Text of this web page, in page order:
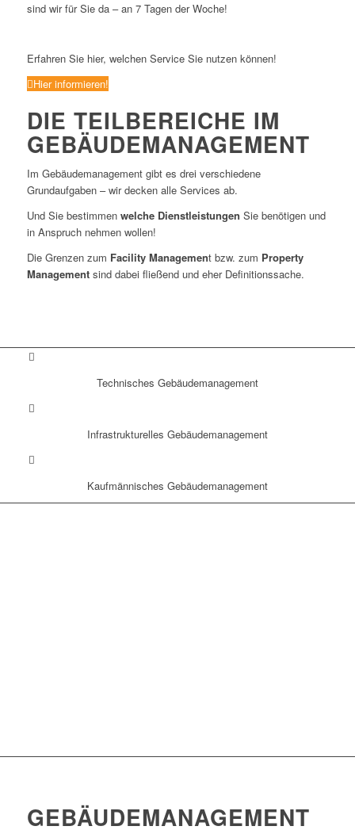
sind wir für Sie da – an 7 Tagen der Woche!
Erfahren Sie hier, welchen Service Sie nutzen können!
Hier informieren!
DIE TEILBEREICHE IM
GEBÄUDEMANAGEMENT
Im Gebäudemanagement gibt es drei verschiedene
Grundaufgaben – wir decken alle Services ab.
Und Sie bestimmen welche Dienstleistungen Sie benötigen und
in Anspruch nehmen wollen!
Die Grenzen zum Facility Management bzw. zum Property
Managementsind dabei fließend und eher Definitionssache.
Technisches Gebäudemanagement
Infrastrukturelles Gebäudemanagement
Kaufmännisches Gebäudemanagement
GEBÄUDEMANAGEMENT